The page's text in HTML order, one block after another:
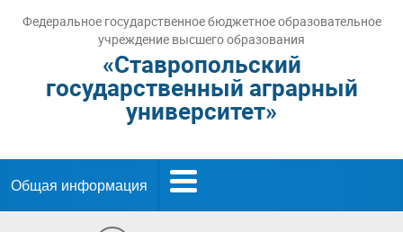
Федеральное государственное бюджетное образовательное
учреждение высшего образования
«Ставропольский
государственный аграрный
университет»
Общая информация